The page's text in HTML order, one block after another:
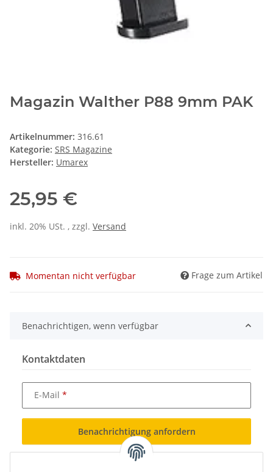
Magazin Walther P88 9mm PAK
Artikelnummer: 316.61
Kategorie: SRS Magazine
Hersteller: Umarex
25,95 €
inkl. 20% USt. , zzgl. Versand
Momentan nicht verfügbar Frage zum Artikel
Benachrichtigen, wenn verfügbar
Kontaktdaten
E-Mail
Benachrichtigung anfordern